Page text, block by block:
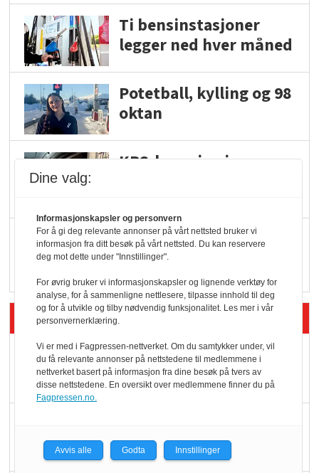
Ti bensinstasjoner
legger ned hver måned
Potetball, kylling og 98
oktan
KBS-bransjen i
Vokser med ferdigmat
i dagligvare
Siste artikler - Butikk i praksis
Rema-flaggskip
dundrer videre
ølsalget
Dine valg:
Informasjonskapsler og personvern
For å gi deg relevante annonser på vårt nettsted bruker vi
informasjon fra ditt besøk på vårt nettsted. Du kan reservere
deg mot dette under "Innstillinger".
For øvrig bruker vi informasjonskapsler og lignende verktøy for
analyse, for å sammenligne nettlesere, tilpasse innhold til deg
og for å utvikle og tilby nødvendig funksjonalitet. Les mer i vår
personvernerklæring.
Vi er med i Fagpressen-nettverket. Om du samtykker under, vil
du få relevante annonser på nettstedene til medlemmene i
nettverket basert på informasjon fra dine besøk på tvers av
disse nettstedene. En oversikt over medlemmene finner du på
Fagpressen.no.
Avvis alle Godta Innstillinger